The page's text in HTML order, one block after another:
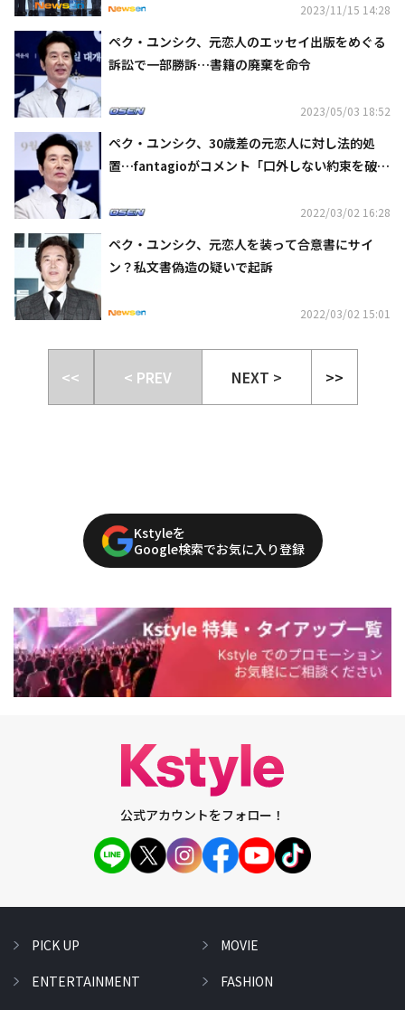
2023/11/15 14:28
ペク・ユンシク、元恋人のエッセイ出版をめぐる
訴訟で一部勝訴…書籍の廃棄を命令
2023/05/03 18:52
ペク・ユンシク、30歳差の元恋人に対し法的処
置…fantagioがコメント「口外しない約束を破っ
2022/03/02 16:28
ペク・ユンシク、元恋人を装って合意書にサイ
ン？私文書偽造の疑いで起訴
2022/03/02 15:01
<< < PREV NEXT > >>
Kstyleを
Google検索でお気に入り登録
公式アカウントをフォロー！
PICK UP
ENTERTAINMENT
MOVIE
FASHION